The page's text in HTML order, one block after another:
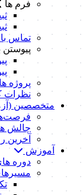
فرم ها
تماس با
پیوستن
پروژه
نظرات
متخصصین
چالش
آخرین
آموزش
دوره